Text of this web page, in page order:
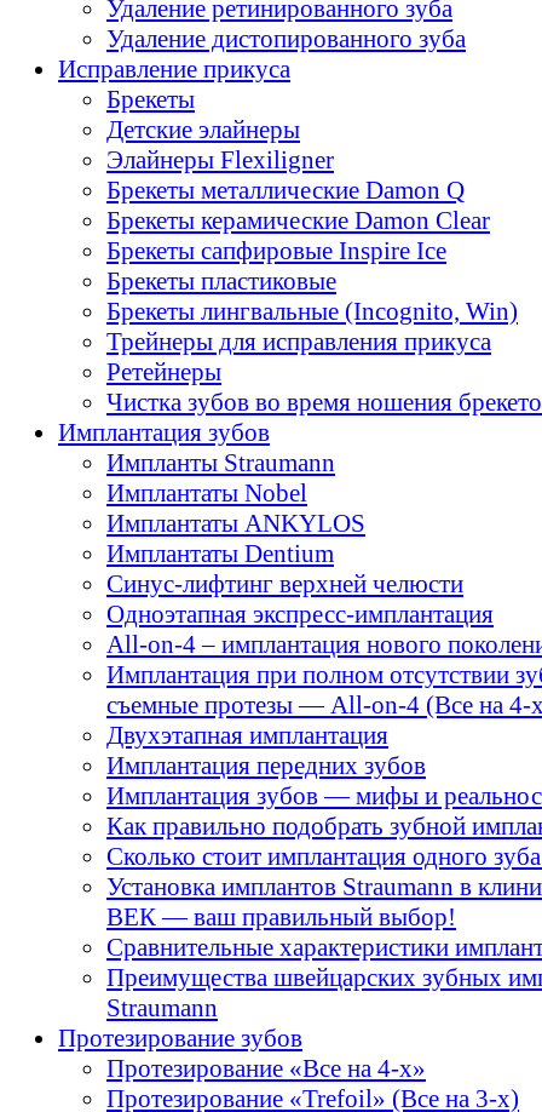
Удаление ретинированного зуба
Удаление дистопированного зуба
Исправление прикуса
Брекеты
Детские элайнеры
Элайнеры Flexiligner
Брекеты металлические Damon Q
Брекеты керамические Damon Clear
Брекеты сапфировые Inspire Ice
Брекеты пластиковые
Брекеты лингвальные (Incognito, Win)
Трейнеры для исправления прикуса
Ретейнеры
Чистка зубов во время ношения
Имплантация зубов
Импланты Straumann
Имплантаты Nobel
Имплантаты ANKYLOS
Имплантаты Dentium
Синус-лифтинг верхней челюсти
Одноэтапная экспресс-имплантация
All-on-4 – имплантация нового
Имплантация при полном отсутствии
съемные протезы — All-on-4 (Все на 4-
Двухэтапная имплантация
Имплантация передних зубов
Имплантация зубов — мифы и
Как правильно подобрать зубной
Сколько стоит имплантация одного
Установка имплантов Straumann в
ВЕК — ваш правильный выбор!
Сравнительные характеристики
Преимущества швейцарских зубных
Straumann
Протезирование зубов
Протезирование «Все на 4-х»
Протезирование «Trefoil» (Все на 3-х)